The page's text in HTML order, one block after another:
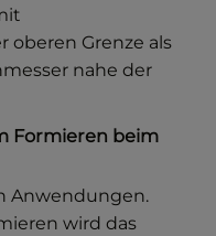
oberen Grenze als
nahe der
Formieren beim
Anwendungen.
wird das